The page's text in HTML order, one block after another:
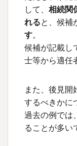
して、 相続関
れると、候補
す。
候補が記載し
士等から適任
また、後見開
するべきかに
過去の例では
ることが多い